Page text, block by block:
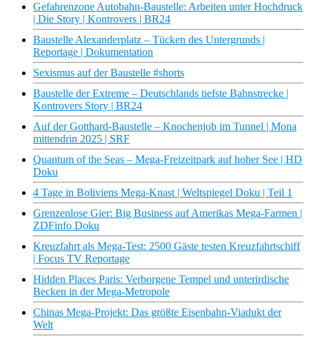
Gefahrenzone Autobahn-Baustelle: Arbeiten unter Hochdruck
| Die Story | Kontrovers | BR24
Baustelle Alexanderplatz – Tücken des Untergrunds |
Reportage | Dokumentation
Sexismus auf der Baustelle #shorts
Baustelle der Extreme – Deutschlands tiefste Bahnstrecke |
Kontrovers Story | BR24
Auf der Gotthard-Baustelle – Knochenjob im Tunnel | Mona
mittendrin 2025 | SRF
Quantum of the Seas – Mega-Freizeitpark auf hoher See | HD
Doku
4 Tage in Boliviens Mega-Knast | Weltspiegel Doku | Teil 1
Grenzenlose Gier: Big Business auf Amerikas Mega-Farmen |
ZDFinfo Doku
Kreuzfahrt als Mega-Test: 2500 Gäste testen Kreuzfahrtschiff
| Focus TV Reportage
Hidden Places Paris: Verborgene Tempel und unterirdische
Becken in der Mega-Metropole
Chinas Mega-Projekt: Das größte Eisenbahn-Viadukt der
Welt